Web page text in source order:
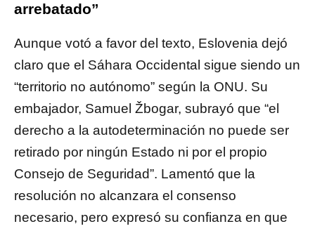
arrebatado”
Aunque votó a favor del texto, Eslovenia dejó
claro que el Sáhara Occidental sigue siendo un
“territorio no autónomo” según la ONU. Su
embajador, Samuel Žbogar, subrayó que “el
derecho a la autodeterminación no puede ser
retirado por ningún Estado ni por el propio
Consejo de Seguridad”. Lamentó que la
resolución no alcanzara el consenso
necesario, pero expresó su confianza en que